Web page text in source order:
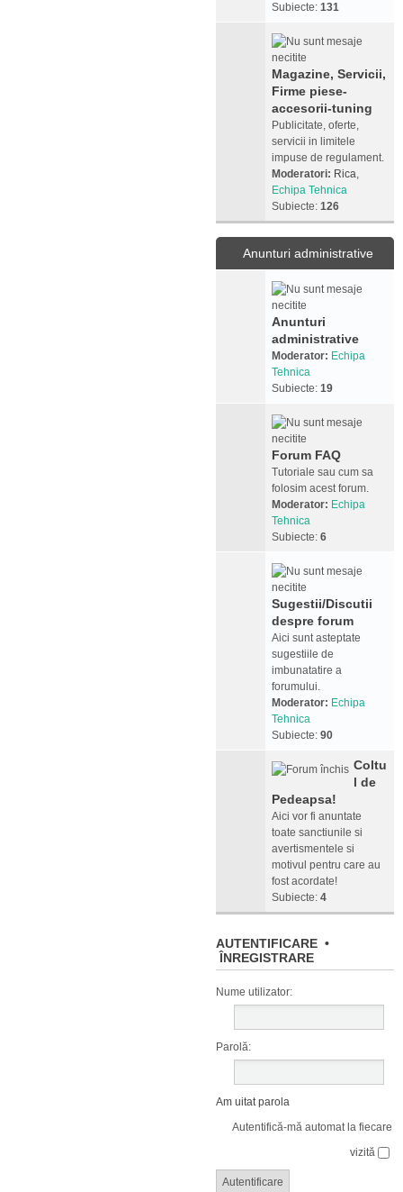
Subiecte: 131
Magazine, Servicii,
Firme piese-
accesorii-tuning
Publicitate, oferte,
servicii in limitele
impuse de regulament.
Moderatori: Rica,
Echipa Tehnica
Subiecte: 126
Anunturi administrative
Anunturi
administrative
Moderator: Echipa
Tehnica
Subiecte: 19
Forum FAQ
Tutoriale sau cum sa
folosim acest forum.
Moderator: Echipa
Tehnica
Subiecte: 6
Sugestii/Discutii
despre forum
Aici sunt asteptate
sugestiile de
imbunatatire a
forumului.
Moderator: Echipa
Tehnica
Subiecte: 90
Coltu
l de
Pedeapsa!
Aici vor fi anuntate
toate sanctiunile si
avertismentele si
motivul pentru care au
fost acordate!
Subiecte: 4
AUTENTIFICARE •
ÎNREGISTRARE
Nume utilizator:
Parolă:
Am uitat parola
Autentifică-mă automat la fiecare
vizită